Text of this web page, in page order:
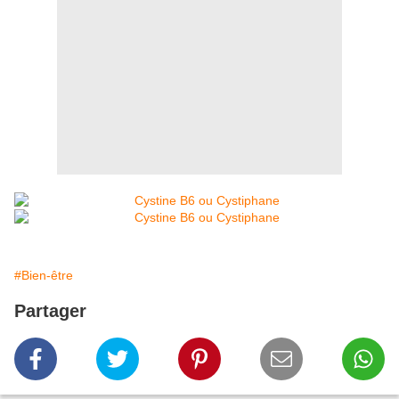
#Bien-être
Partager